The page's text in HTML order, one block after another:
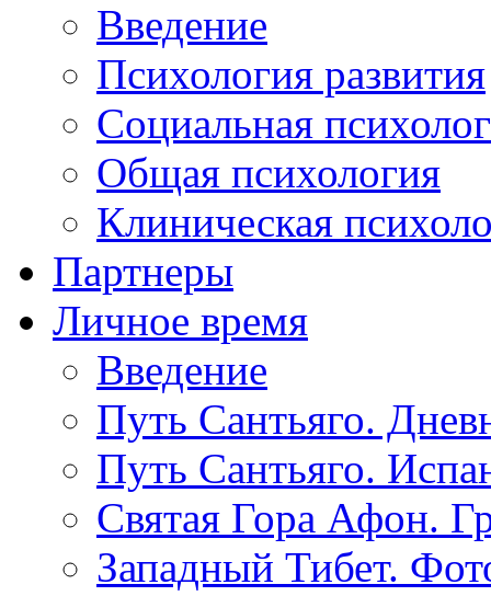
Введение
Психология развития
Социальная
Общая психология
Клиническая
Партнеры
Личное время
Введение
Путь Сантьяго.
Путь Сантьяго.
Святая Гора Афон.
Западный Тибет.